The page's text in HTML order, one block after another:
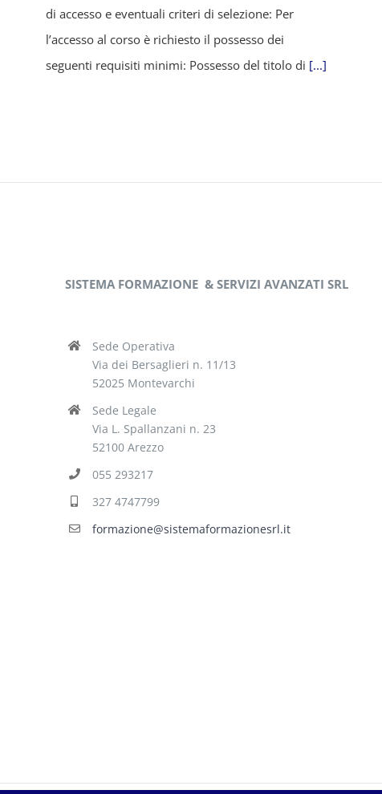
di accesso e eventuali criteri di selezione: Per
l’accesso al corso è richiesto il possesso dei
seguenti requisiti minimi: Possesso del titolo di [...]
SISTEMA FORMAZIONE& SERVIZI AVANZATI SRL
Sede Operativa
Via dei Bersaglieri n. 11/13
52025 Montevarchi
Sede Legale
Via L. Spallanzani n. 23
52100 Arezzo
055 293217
327 4747799
formazione@sistemaformazionesrl.it